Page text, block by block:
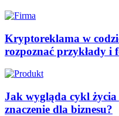
Kryptoreklama w
rozpoznać przykłady i
Jak wygląda cykl
znaczenie dla biznesu?